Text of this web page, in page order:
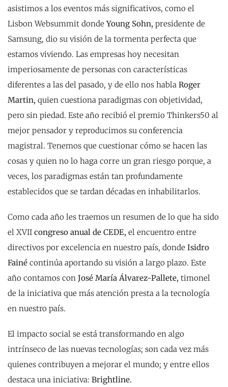
asistimos a los eventos más significativos, como el
Lisbon Websummit dondeYoung Sohn, presidente de
Samsung, dio su visión de la tormenta perfecta que
estamos viviendo. Las empresas hoy necesitan
imperiosamente de personas con características
diferentes a las del pasado, y de ello nos habla Roger
Martin, quien cuestiona paradigmas con objetividad,
pero sin piedad. Este año recibió el premio Thinkers50 al
mejor pensador y reproducimos su conferencia
magistral. Tenemos que cuestionar cómo se hacen las
cosas y quien no lo haga corre un gran riesgo porque, a
veces, los paradigmas están tan profundamente
establecidos que se tardan décadas en inhabilitarlos.
Como cada año les traemos un resumen de lo que ha sido
el XVII congreso anual de CEDE, el encuentro entre
directivos por excelencia en nuestro país, donde Isidro
Fainé continúa aportando su visión a largo plazo. Este
año contamos con José María Álvarez-Pallete, timonel
de la iniciativa que más atención presta a la tecnología
en nuestro país.
El impacto social se está transformando en algo
intrínseco de las nuevas tecnologías; son cada vez más
quienes contribuyen a mejorar el mundo; y entre ellos
destaca una iniciativa: Brightline.